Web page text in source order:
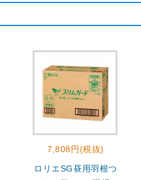
7,808円(税抜)
ロリエSG昼用羽根つ